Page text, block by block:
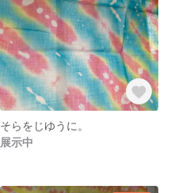
そらをじゆうに。
展示中